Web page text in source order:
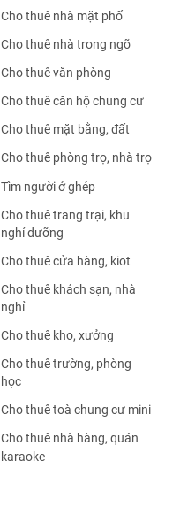
Cho thuê nhà mặt phố
Cho thuê nhà trong ngõ
Cho thuê văn phòng
Cho thuê căn hộ chung cư
Cho thuê mặt bằng, đất
Cho thuê phòng trọ, nhà trọ
Tìm người ở ghép
Cho thuê trang trại, khu
nghỉ dưỡng
Cho thuê cửa hàng, kiot
Cho thuê khách sạn, nhà
nghỉ
Cho thuê kho, xưởng
Cho thuê trường, phòng
học
Cho thuê toà chung cư mini
Cho thuê nhà hàng, quán
karaoke